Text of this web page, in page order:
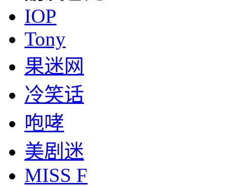
IOP
Tony
果迷网
冷笑话
咆哮
美剧迷
MISS F